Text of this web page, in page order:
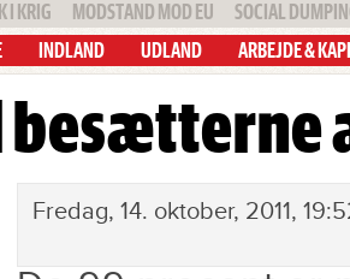
I KRIG MODSTAND MOD EU
SOCIAL
INDLAND UDLAND ARBEJDE &
af Wall Street
Fredag, 14. oktober, 2011,